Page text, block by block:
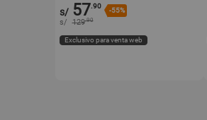
s/ 57.90
-55%
s/ 129.90
Exclusivo para venta web